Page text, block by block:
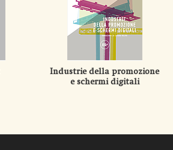
Industrie della promozione
e schermi digitali